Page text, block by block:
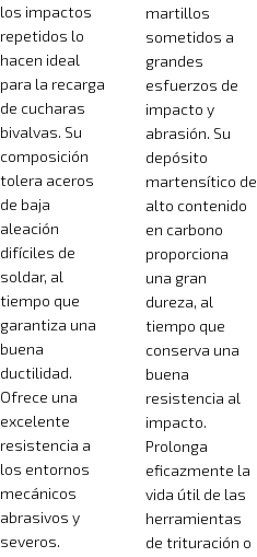
los impactos
repetidos lo
hacen ideal
para la recarga
de cucharas
bivalvas. Su
composición
tolera aceros
de baja
aleación
difíciles de
soldar, al
tiempo que
garantiza una
buena
ductilidad.
Ofrece una
excelente
resistencia a
los entornos
mecánicos
abrasivos y
severos.
martillos
sometidos a
grandes
esfuerzos de
impacto y
abrasión. Su
depósito
martensítico de
alto contenido
en carbono
proporciona
una gran
dureza, al
tiempo que
conserva una
buena
resistencia al
impacto.
Prolonga
eficazmente la
vida útil de las
herramientas
de trituración o